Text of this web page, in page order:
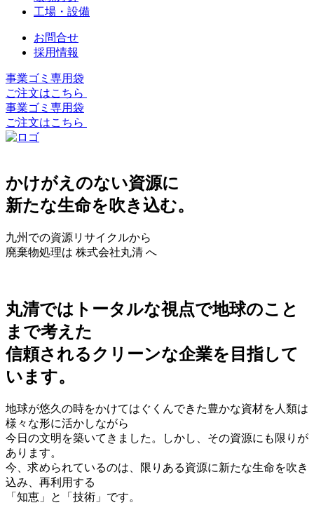
工場・設備
お問合せ
採用情報
事業ゴミ専用袋
ご注文はこちら
事業ゴミ専用袋
ご注文はこちら
かけがえのない資源に
新たな生命を吹き込む。
九州での資源リサイクルから
廃棄物処理は 株式会社丸清 へ
丸清ではトータルな視点で地球のこと
まで考えた
信頼されるクリーンな企業を目指して
います。
地球が悠久の時をかけてはぐくんできた豊かな資材を人類は
様々な形に活かしながら
今日の文明を築いてきました。しかし、その資源にも限りが
あります。
今、求められているのは、限りある資源に新たな生命を吹き
込み、再利用する
「知恵」と「技術」です。